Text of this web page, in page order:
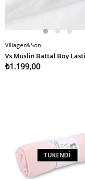
Villager&Son
₺1.199,00
TÜKENDI